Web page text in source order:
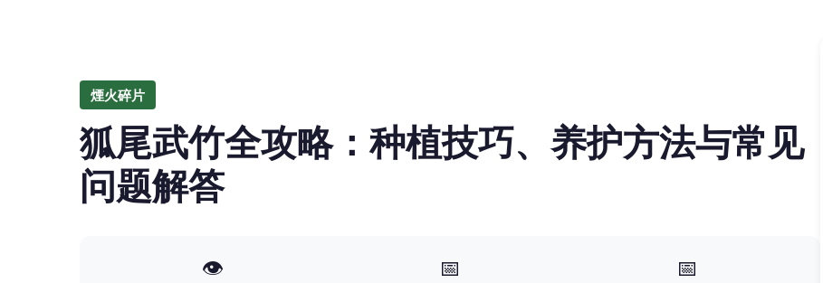
煙火碎片
狐尾武竹全攻略：种植技巧、养护方法与常见
问题解答
👁️
📅
📅